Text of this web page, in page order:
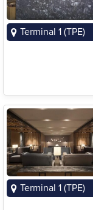
Terminal 1 (TPE)
Terminal 1 (TPE)